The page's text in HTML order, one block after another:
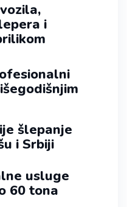
i
šlepanje
i Srbiji
usluge
60 tona